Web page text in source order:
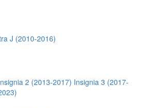
J (2010-2016)
2 (2013-2017) Insignia 3 (2017-